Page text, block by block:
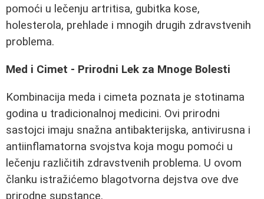
pomoći u lečenju artritisa, gubitka kose,
holesterola, prehlade i mnogih drugih zdravstvenih
problema.
Med i Cimet - Prirodni Lek za Mnoge Bolesti
Kombinacija meda i cimeta poznata je stotinama
godina u tradicionalnoj medicini. Ovi prirodni
sastojci imaju snažna antibakterijska, antivirusna i
antiinflamatorna svojstva koja mogu pomoći u
lečenju različitih zdravstvenih problema. U ovom
članku istražićemo blagotvorna dejstva ove dve
prirodne supstance.